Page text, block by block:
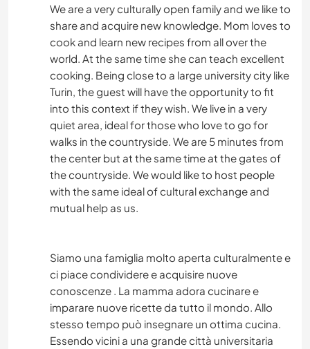
KOCHEN & BACKEN
BÜCHER
TIERE
We are a very culturally open family and we like to
share and acquire new knowledge. Mom loves to
cook and learn new recipes from all over the
world. At the same time she can teach excellent
cooking. Being close to a large university city like
Turin, the guest will have the opportunity to fit
into this context if they wish. We live in a very
quiet area, ideal for those who love to go for
walks in the countryside. We are 5 minutes from
the center but at the same time at the gates of
the countryside. We would like to host people
with the same ideal of cultural exchange and
mutual help as us.
Siamo una famiglia molto aperta culturalmente e
ci piace condividere e acquisire nuove
conoscenze . La mamma adora cucinare e
imparare nuove ricette da tutto il mondo. Allo
stesso tempo può insegnare un ottima cucina.
Essendo vicini a una grande città universitaria